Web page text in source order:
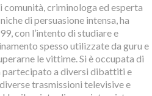
criminologa ed esperta
di persuasione intensa, ha
con l’intento di studiare e
spesso utilizzate da guru e
le vittime. Si è occupata di
partecipato a diversi dibattiti e
trasmissioni televisive e